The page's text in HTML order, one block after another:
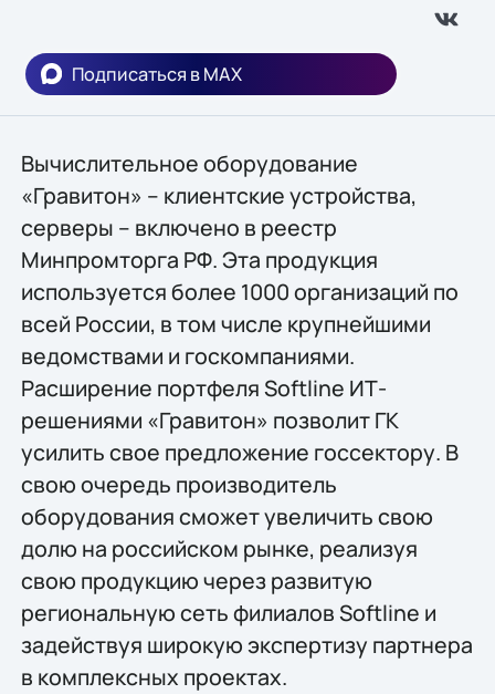
Подписаться в MAX
Вычислительное оборудование
«Гравитон» – клиентские устройства,
серверы – включено в реестр
Минпромторга РФ. Эта продукция
используется более 1000 организаций по
всей России, в том числе крупнейшими
ведомствами и госкомпаниями.
Расширение портфеля Softline ИТ-
решениями «Гравитон» позволит ГК
усилить свое предложение госсектору. В
свою очередь производитель
оборудования сможет увеличить свою
долю на российском рынке, реализуя
свою продукцию через развитую
региональную сеть филиалов Softline и
задействуя широкую экспертизу партнера
в комплексных проектах.